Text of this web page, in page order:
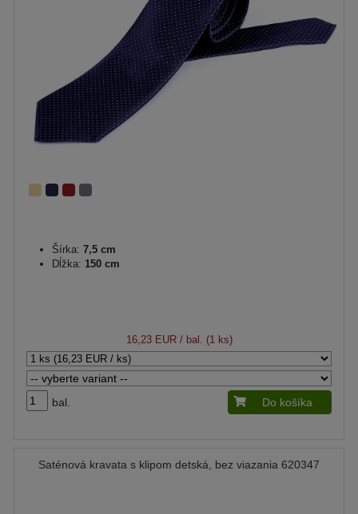
Šírka: 7,5 cm
Dĺžka: 150 cm
16,23 EUR/ bal. (1 ks)
bal. Do košíka
Saténová kravata s klipom detská, bez viazania 620347